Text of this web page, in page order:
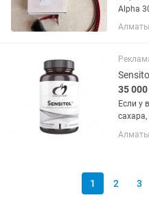
Alpha
35
Если у
1 2 3